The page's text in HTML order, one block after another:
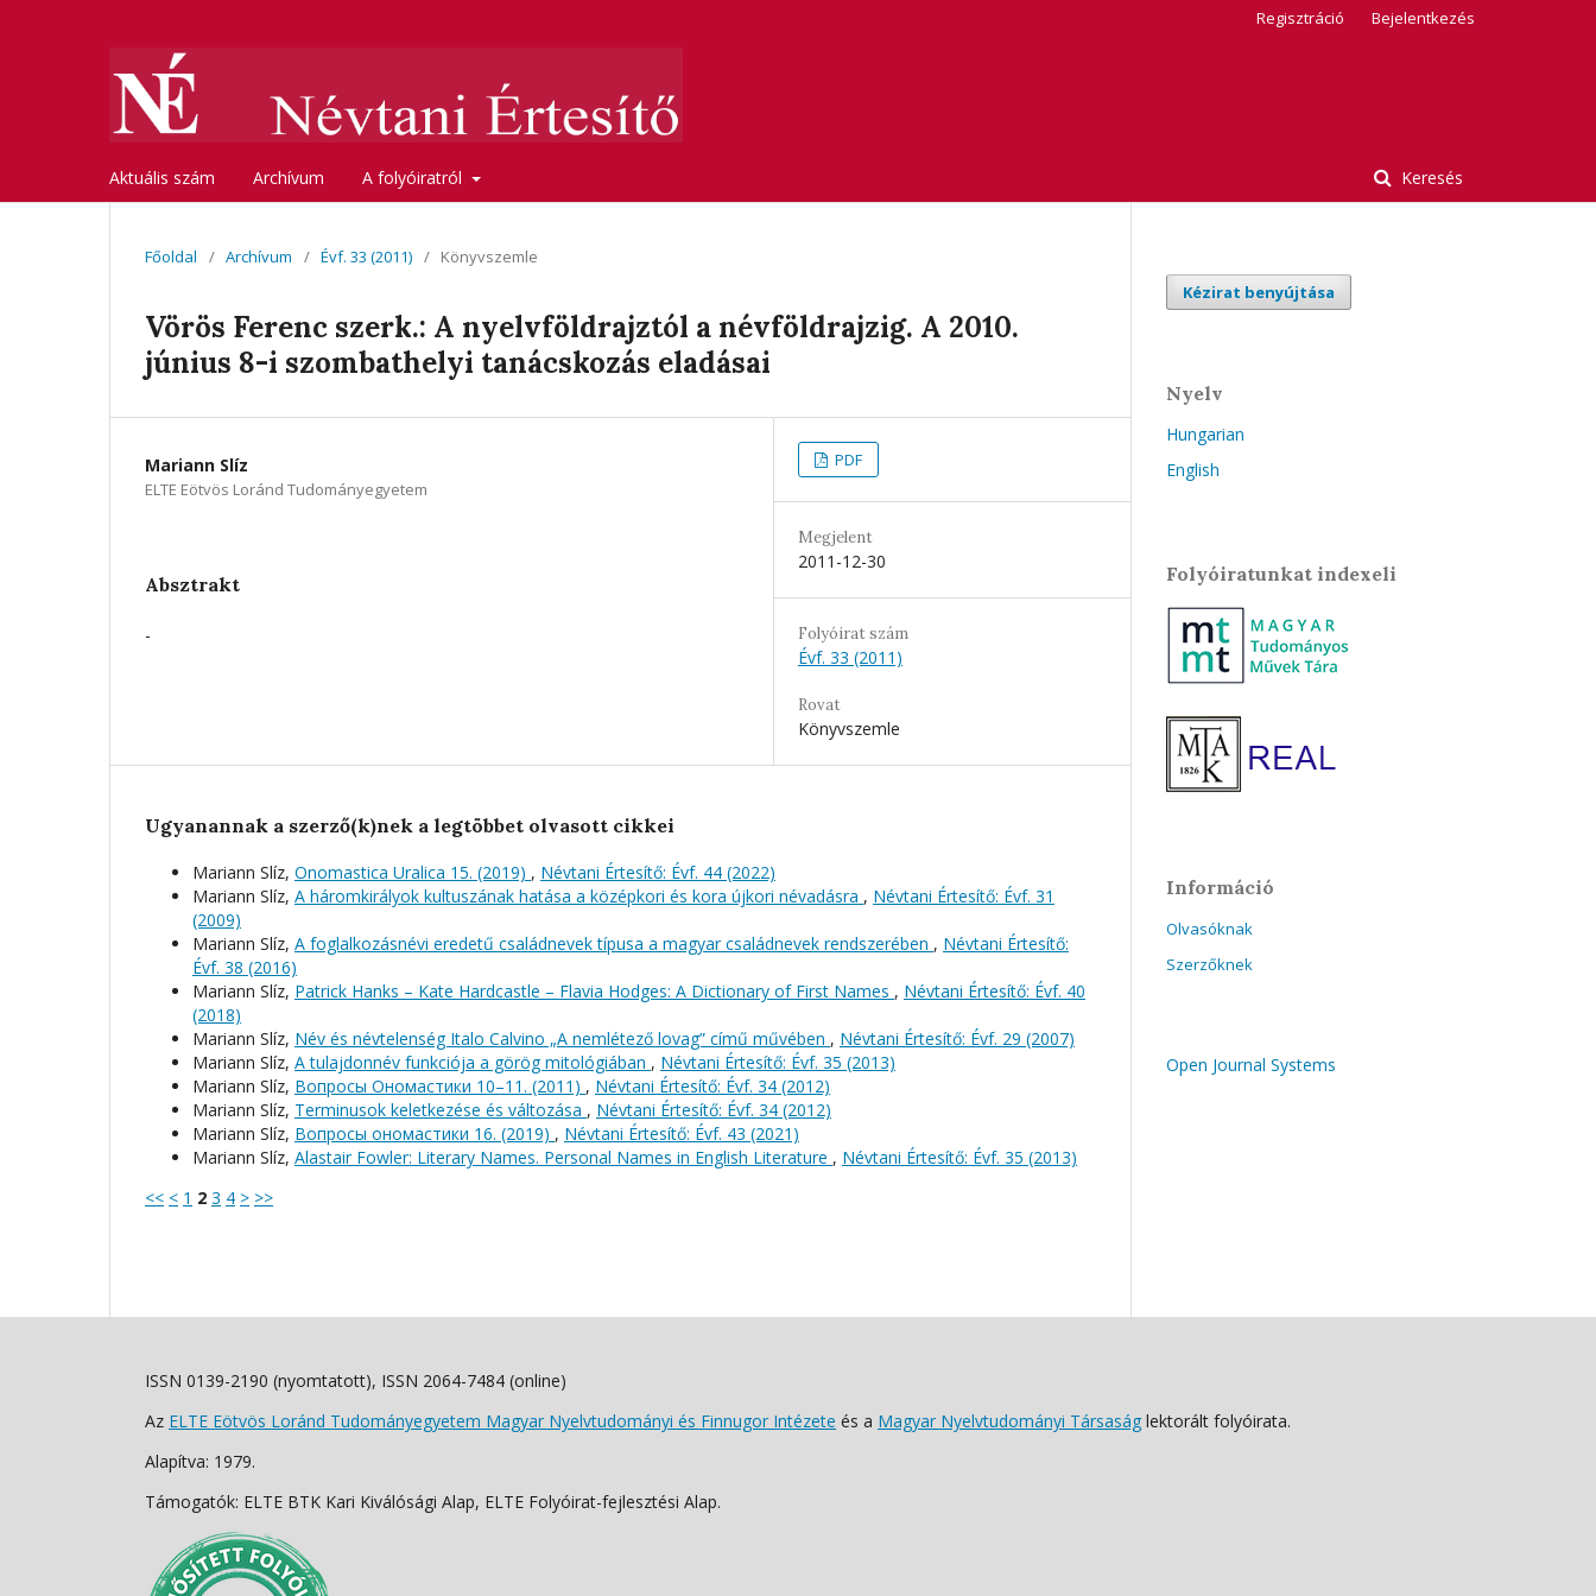
Aktuális szám Archívum A folyóiratról Keresés
Regisztráció Bejelentkezés
Főoldal / Archívum / Évf. 33 (2011) / Könyvszemle
Vörös Ferenc szerk.: A nyelvföldrajztól a névföldrajzig. A 2010.
június 8-i szombathelyi tanácskozás eladásai
Mariann Slíz
ELTE Eötvös Loránd Tudományegyetem
Absztrakt
-
PDF
Megjelent
2011-12-30
Folyóirat szám
Évf. 33 (2011)
Rovat
Könyvszemle
Ugyanannak a szerző(k)nek a legtöbbet olvasott cikkei
Mariann Slíz, Onomastica Uralica 15. (2019) , Névtani Értesítő: Évf. 44 (2022)
Mariann Slíz, A háromkirályok kultuszának hatása a középkori és kora újkori névadásra , Névtani Értesítő: Évf. 31
(2009)
Mariann Slíz, A foglalkozásnévi eredetű családnevek típusa a magyar családnevek rendszerében , Névtani Értesítő:
Évf. 38 (2016)
Mariann Slíz, Patrick Hanks – Kate Hardcastle – Flavia Hodges: A Dictionary of First Names , Névtani Értesítő: Évf. 40
(2018)
Mariann Slíz, Név és névtelenség Italo Calvino „A nemlétező lovag” című művében , Névtani Értesítő: Évf. 29 (2007)
Mariann Slíz, A tulajdonnév funkciója a görög mitológiában , Névtani Értesítő: Évf. 35 (2013)
Mariann Slíz, Вопросы Ономастики 10–11. (2011) , Névtani Értesítő: Évf. 34 (2012)
Mariann Slíz, Terminusok keletkezése és változása , Névtani Értesítő: Évf. 34 (2012)
Mariann Slíz, Вопросы oномастики 16. (2019) , Névtani Értesítő: Évf. 43 (2021)
Mariann Slíz, Alastair Fowler: Literary Names. Personal Names in English Literature , Névtani Értesítő: Évf. 35 (2013)
<< < 1 2 3 4 > >>
Kézirat benyújtása
Nyelv
Hungarian
English
Folyóiratunkat indexeli
Információ
Olvasóknak
Szerzőknek
Open Journal Systems
ISSN 0139-2190 (nyomtatott), ISSN 2064-7484 (online)
Az ELTE Eötvös Loránd Tudományegyetem Magyar Nyelvtudományi és Finnugor Intézete és a Magyar Nyelvtudományi Társaság lektorált folyóirata.
Alapítva: 1979.
Támogatók: ELTE BTK Kari Kiválósági Alap, ELTE Folyóirat-fejlesztési Alap.